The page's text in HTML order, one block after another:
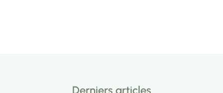
Derniers articles